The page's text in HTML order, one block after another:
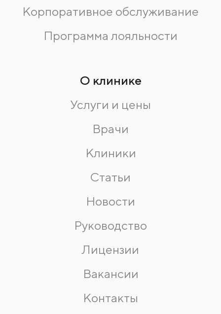
Корпоративное обслуживание
Программа лояльности
О клинике
Услуги и цены
Врачи
Клиники
Статьи
Новости
Руководство
Лицензии
Вакансии
Контакты